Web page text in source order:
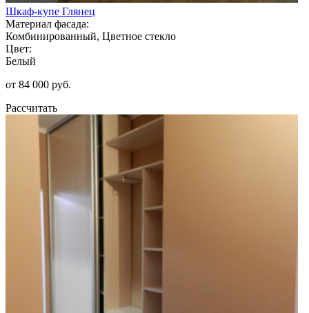
Шкаф-купе Глянец
Материал фасада:
Комбинированный, Цветное стекло
Цвет:
Белый
от 84 000 руб.
Рассчитать